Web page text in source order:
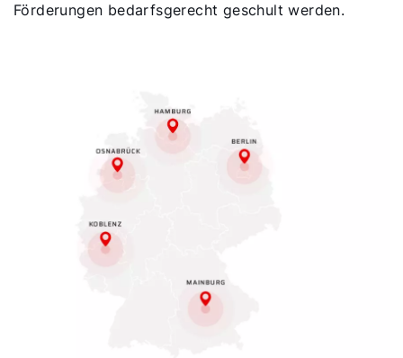
Förderungen bedarfsgerecht geschult werden.